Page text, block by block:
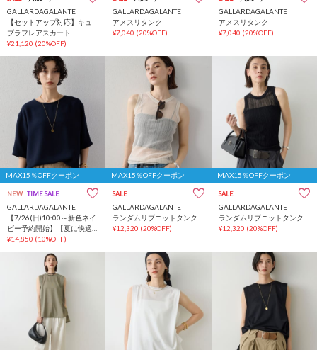
GALLARDAGALANTE
【セットアップ対応】キュ
プラフレアスカート
¥21,120 (20%OFF)
GALLARDAGALANTE
アメスリタンク
¥7,040 (20%OFF)
GALLARDAGALANTE
アメスリタンク
¥7,040 (20%OFF)
MAX15％OFFクーポン
NEW TIME SALE
GALLARDAGALANTE
【7/26(日)10:00～新色ネイ
ビー予約開始】【夏に快適
な一枚着】バックスリット
¥14,850 (10%OFF)
MAX15％OFFクーポン
SALE
GALLARDAGALANTE
ランダムリブニットタンク
¥12,320 (20%OFF)
MAX15％OFFクーポン
SALE
GALLARDAGALANTE
ランダムリブニットタンク
¥12,320 (20%OFF)